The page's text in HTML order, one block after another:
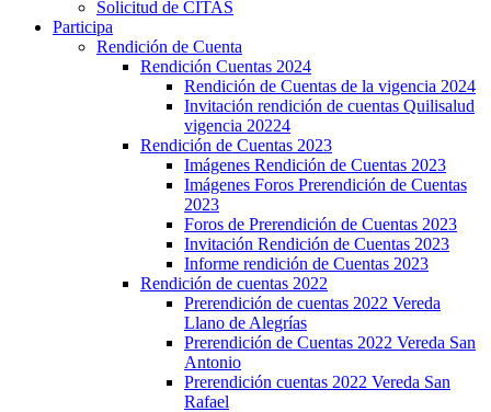
Solicitud de CITAS
Participa
Rendición de Cuenta
Rendición Cuentas 2024
Rendición de Cuentas de la vigencia 2024
Invitación rendición de cuentas Quilisalud
vigencia 20224
Rendición de Cuentas 2023
Imágenes Rendición de Cuentas 2023
Imágenes Foros Prerendición de Cuentas
2023
Foros de Prerendición de Cuentas 2023
Invitación Rendición de Cuentas 2023
Informe rendición de Cuentas 2023
Rendición de cuentas 2022
Prerendición de cuentas 2022 Vereda
Llano de Alegrías
Prerendición de Cuentas 2022 Vereda San
Antonio
Prerendición cuentas 2022 Vereda San
Rafael